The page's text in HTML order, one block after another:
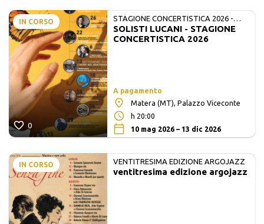
IN CORSO
0
STAGIONE CONCERTISTICA 2026 -
MATE E SOLISTI LUCANI
SOLISTI LUCANI - STAGIONE
CONCERTISTICA 2026
A pagamento
Matera (MT), Palazzo Viceconte
h 20:00
10 mag 2026 – 13 dic 2026
IN CORSO VENTITRESIMA EDIZIONE ARGOJAZZ
ventitresima edizione argojazz